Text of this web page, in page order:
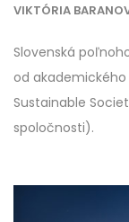
VIKTÓRIA
Slovenská
od
Sustainable
spoločnosti).